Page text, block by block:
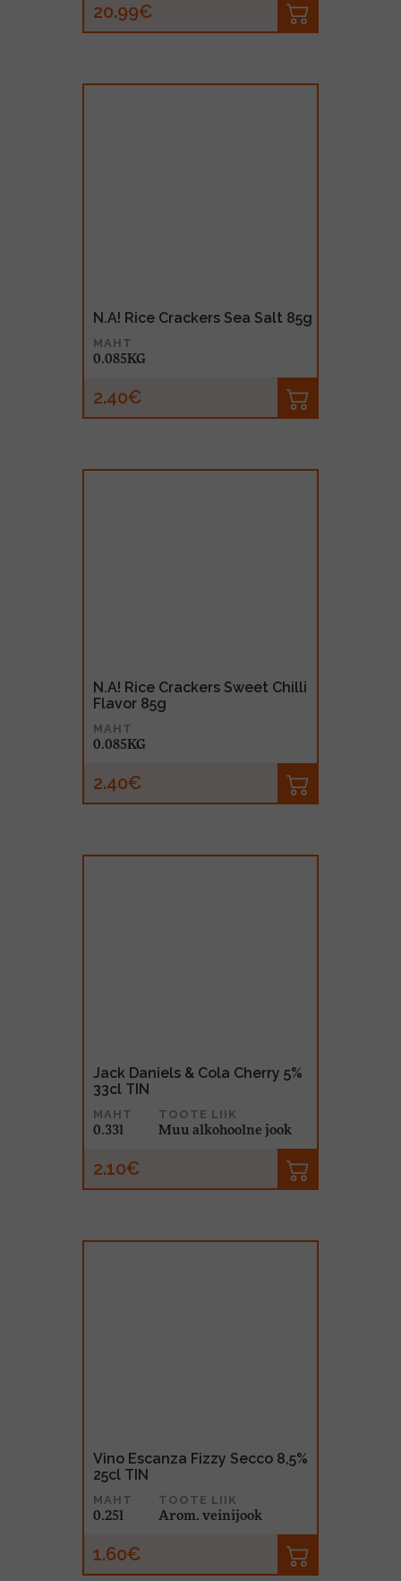
20.99€
N.A! Rice Crackers Sea Salt 85g
MAHT
0.085KG
2.40€
N.A! Rice Crackers Sweet Chilli
Flavor 85g
MAHT
0.085KG
2.40€
Jack Daniels & Cola Cherry 5%
33cl TIN
MAHT
0.33l
TOOTE LIIK
Muu alkohoolne jook
2.10€
Vino Escanza Fizzy Secco 8,5%
25cl TIN
MAHT
0.25l
TOOTE LIIK
Arom. veinijook
1.60€